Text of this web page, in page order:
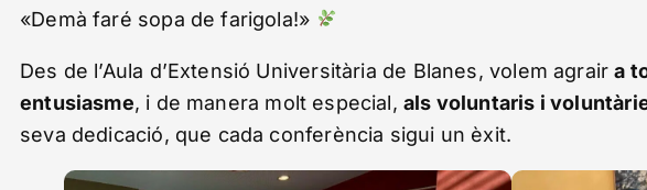
«Demà faré sopa de farigola!»
Des de l’Aula d’Extensió Universitària de Blanes, volem agraira
entusiasme, i de manera molt especial,als voluntaris i
seva dedicació, que cada conferència sigui un èxit.